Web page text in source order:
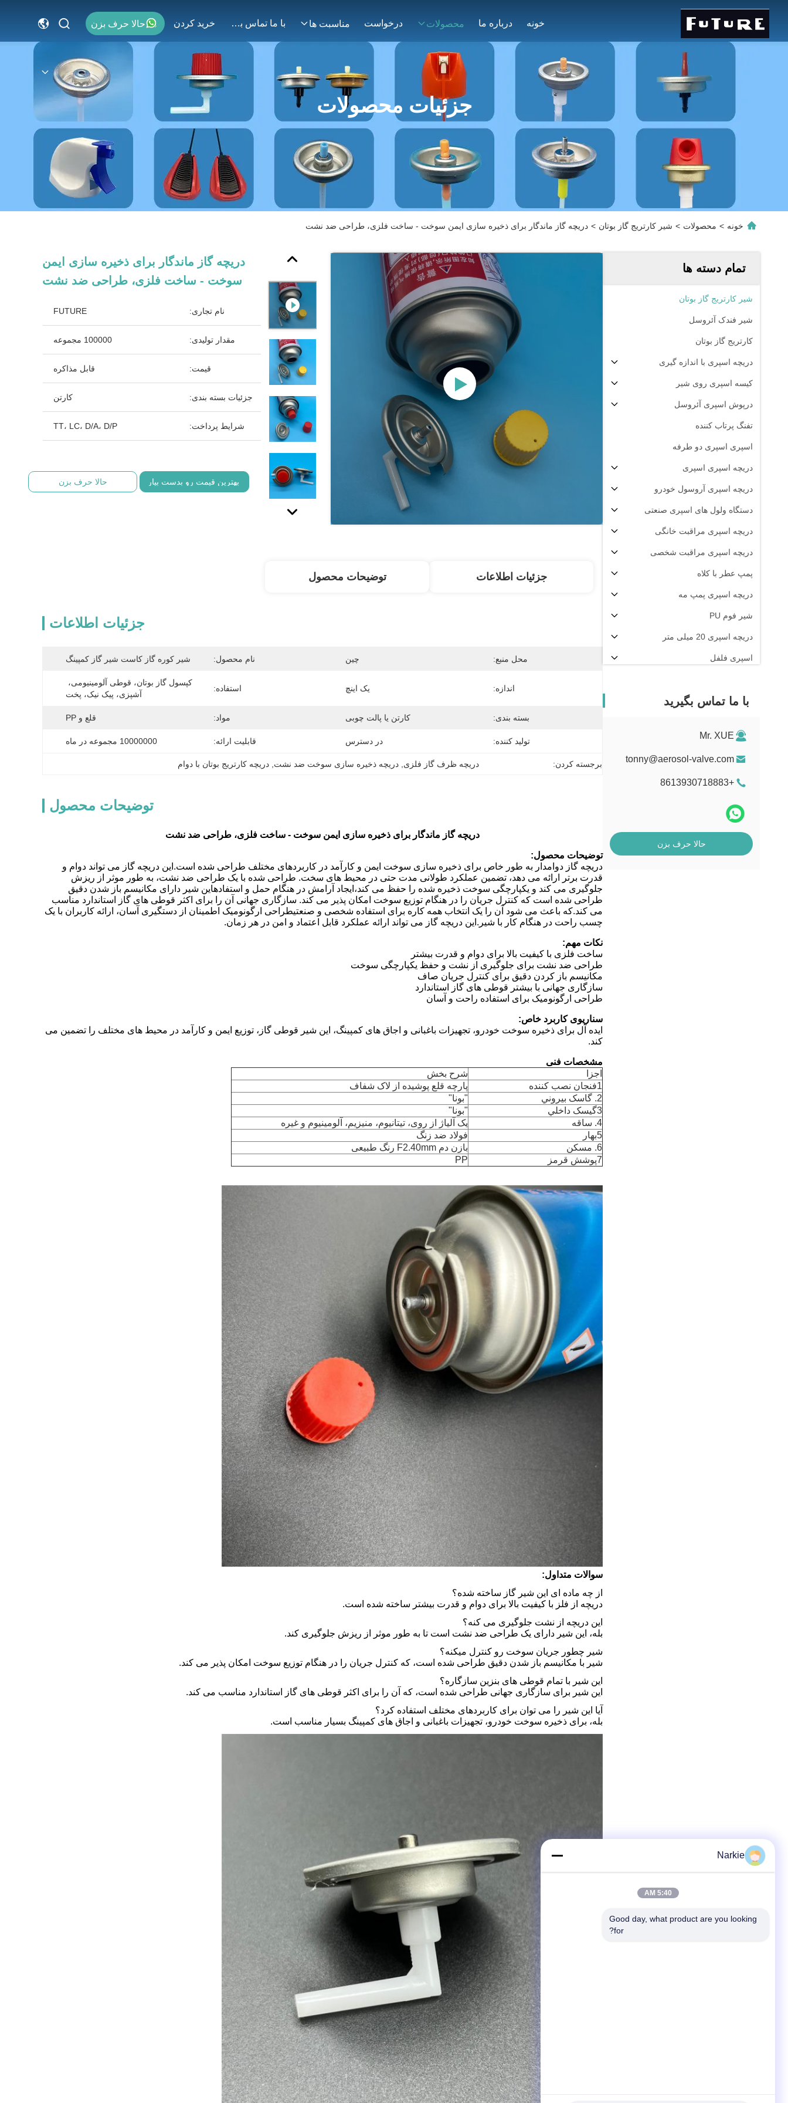
خونه درباره ما محصولات درخواست مناسبت ها با ما تماس بگیرید خريد كردن حالا حرف بزن
جزئیات محصولات
خونه > محصولات > شیر کارتریج گاز بوتان > دریچه گاز ماندگار برای ذخیره سازی ایمن سوخت - ساخت فلزی، طراحی ضد نشت
تمام دسته ها
شیر کارتریج گاز بوتان
شیر فندک آئروسل
کارتریج گاز بوتان
دریچه اسپری با اندازه گیری
کیسه اسپری روی شیر
درپوش اسپری آئروسل
تفنگ پرتاب کننده
اسپری اسپری دو طرفه
دریچه اسپری اسپری
دریچه اسپری آروسول خودرو
دستگاه ولول های اسپری صنعتی
دریچه اسپری مراقبت خانگی
دریچه اسپری مراقبت شخصی
پمپ عطر با کلاه
دریچه اسپری پمپ مه
شیر فوم PU
دریچه اسپری 20 میلی متر
اسپری فلفل
با ما تماس بگیرید
Mr. XUE
tonny@aerosol-valve.com
+8613930718883
حالا حرف بزن
دریچه گاز ماندگار برای ذخیره سازی ایمن
سوخت - ساخت فلزی، طراحی ضد نشت
نام تجاری: FUTURE
مقدار تولیدی: 100000 مجموعه
قیمت: قابل مذاکره
جزئیات بسته بندی: کارتن
شرایط پرداخت: TT، LC، D/A، D/P
بهترین قیمت رو بدست بیار حالا حرف بزن
جزئیات اطلاعات توضیحات محصول
جزئیات اطلاعات
محل منبع: چین نام محصول: شیر کوره گاز کاست شیر ​​گاز کمپینگ
اندازه: یک اینچ استفاده:
آشپزی، پیک نیک، پخت
بسته بندی: کارتن یا پالت چوبی مواد: قلع و PP
تولید کننده: در دسترس قابلیت ارائه: 10000000 مجموعه در ماه
برجسته کردن: دریچه ظرف گاز فلزی , دریچه ذخیره سازی سوخت ضد نشت , دریچه کارتریج بوتان با دوام
توضیحات محصول
دریچه گاز ماندگار برای ذخیره سازی ایمن سوخت - ساخت فلزی، طراحی ضد نشت
توضیحات محصول:
دریچه گاز دوامدار به طور خاص برای ذخیره سازی سوخت ایمن و کارآمد در کاربردهای مختلف طراحی شده است.این دریچه گاز می تواند دوام و
قدرت برتر ارائه می دهد، تضمین عملکرد طولانی مدت حتی در محیط های سخت. طراحی شده با یک طراحی ضد نشت، به طور موثر از ریزش
جلوگیری می کند و یکپارچگی سوخت ذخیره شده را حفظ می کند،ایجاد آرامش در هنگام حمل و استفادهاین شیر دارای مکانیسم باز شدن دقیق
طراحی شده است که کنترل جریان را در هنگام توزیع سوخت امکان پذیر می کند. سازگاری جهانی آن را برای اکثر قوطی های گاز استاندارد مناسب
می کند.که باعث می شود آن را یک انتخاب همه کاره برای استفاده شخصی و صنعتیطراحی ارگونومیک اطمینان از دستگیری آسان، ارائه کاربران با یک
چسب راحت در هنگام کار با شیر.این دریچه گاز می تواند ارائه عملکرد قابل اعتماد و امن در هر زمان.
نکات مهم:
ساخت فلزی با کیفیت بالا برای دوام و قدرت بیشتر
طراحی ضد نشت برای جلوگیری از نشت و حفظ یکپارچگی سوخت
مکانیسم باز کردن دقیق برای کنترل جریان صاف
سازگاری جهانی با بیشتر قوطی های گاز استاندارد
طراحی ارگونومیک برای استفاده راحت و آسان
سناریوی کاربرد خاص:
ایده آل برای ذخیره سوخت خودرو، تجهیزات باغبانی و اجاق های کمپینگ، این شیر قوطی گاز، توزیع ایمن و کارآمد در محیط های مختلف را تضمین می
کند.
مشخصات فنی
اجزا
شرح بخش
1فنجان نصب کننده
پارچه قلع پوشیده از لاک شفاف
2. گاسک بيروني
"بونا"
3گيسک داخلي
"بونا"
4. ساقه
یک آلیاژ از روی، تیتانیوم، منیزیم، آلومینیوم و غیره
5بهار
فولاد ضد زنگ
6. مسکن
بازن دم F2.40mm رنگ طبیعی
7پوشش قرمز
PP
سوالات متداول:
از چه ماده ای این شیر گاز ساخته شده؟
دریچه از فلز با کیفیت بالا برای دوام و قدرت بیشتر ساخته شده است.
این دریچه از نشت جلوگیری می کنه؟
بله، این شیر دارای یک طراحی ضد نشت است تا به طور موثر از ریزش جلوگیری کند.
شیر چطور جریان سوخت رو کنترل میکنه؟
شیر با مکانیسم باز شدن دقیق طراحی شده است، که کنترل جریان را در هنگام توزیع سوخت امکان پذیر می کند.
این شیر با تمام قوطی های بنزین سازگاره؟
این شیر برای سازگاری جهانی طراحی شده است، که آن را برای اکثر قوطی های گاز استاندارد مناسب می کند.
آیا این شیر را می توان برای کاربردهای مختلف استفاده کرد؟
بله، برای ذخیره سوخت خودرو، تجهیزات باغبانی و اجاق های کمپینگ بسیار مناسب است.
Narkie
5:40 AM
Good day, what product are you looking
for?